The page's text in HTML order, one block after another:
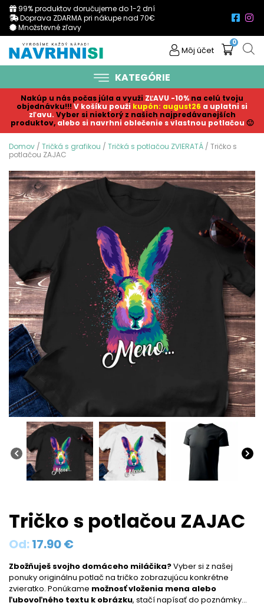
99% produktov doručujeme do 1-2 dní
Doprava ZDARMA pri nákupe nad 70€
Množstevné zľavy
Môj účet
0
KATEGÓRIE
Nakúp u nás počas júla a využi ZĽAVU -10% na celú tvoju
objednávku!!! V košíku použi kupón: august26 a uplatni si
zľavu. Vyber si niektorý z našich najpredávanejších
produktov, alebo si navrhni oblečenie s vlastnou potlačou 🙂
Domov / Tričká s grafikou / Tričká s potlačou ZVIERATÁ / Tričko s
potlačou ZAJAC
Tričko s potlačou ZAJAC
Od:17.90€
Zbožňuješ svojho domáceho miláčika?Vyber si z našej
ponuky originálnu potlač na tričko zobrazujúcu konkrétne
zvieratko. Ponúkame možnosť vloženia mena alebo
ľubovoľného textu k obrázku, stačí napísať do poznámky…